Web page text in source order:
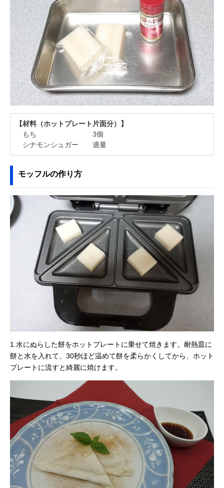
【材料（ホットプレート片面分）】
もち 3個
シナモンシュガー 適量
モッフルの作り方
1.水にぬらした餅をホットプレートに乗せて焼きます。耐熱皿に
餅と水を入れて、30秒ほど温めて餅を柔らかくしてから、ホット
プレートに流すと綺麗に焼けます。